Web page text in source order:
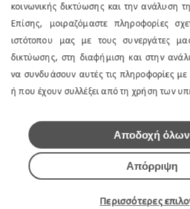
κοινωνικής δικτύωσης και την ανάλυση
Επίσης, μοιραζόμαστε πληροφορίες
ιστότοπου μας με τους συνεργάτες
δικτύωσης, στη διαφήμιση και στην
να συνδυάσουν αυτές τις πληροφορίες με
ή που έχουν συλλέξει από τη χρήση των
Απόρριψη
Αποδοχή όλων
Περισσότερες